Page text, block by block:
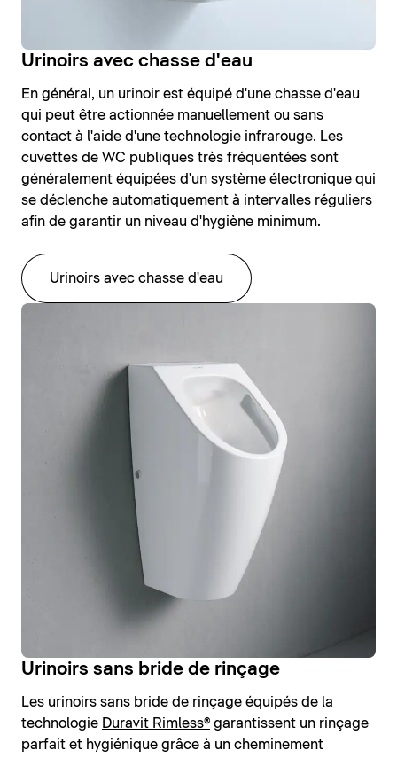
Urinoirs avec chasse d'eau
En général, un urinoir est équipé d'une chasse d'eau
qui peut être actionnée manuellement ou sans
contact à l'aide d'une technologie infrarouge. Les
cuvettes de WC publiques très fréquentées sont
généralement équipées d'un système électronique qui
se déclenche automatiquement à intervalles réguliers
afin de garantir un niveau d'hygiène minimum.
Urinoirs avec chasse d'eau
Urinoirs sans bride de rinçage
Les urinoirs sans bride de rinçage équipés de la
technologie Duravit Rimless® garantissent un rinçage
parfait et hygiénique grâce à un cheminement